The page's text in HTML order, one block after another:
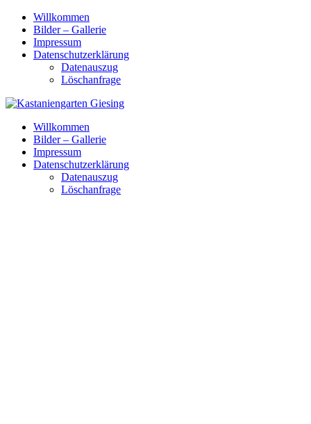
Skip
content
Willkommen
Bilder – Gallerie
Impressum
Datenschutzerklärung
Datenauszug
Löschanfrage
Willkommen
Bilder – Gallerie
Impressum
Datenschutzerklärung
Datenauszug
Löschanfrage